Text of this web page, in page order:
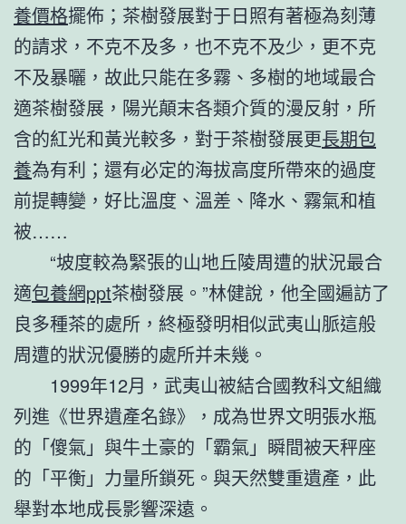
養價格擺佈；茶樹發展對于日照有著極為刻薄
的請求，不克不及多，也不克不及少，更不克
不及暴曬，故此只能在多霧、多樹的地域最合
適茶樹發展，陽光顛末各類介質的漫反射，所
含的紅光和黃光較多，對于茶樹發展更長期包
養為有利；還有必定的海拔高度所帶來的過度
前提轉變，好比溫度、溫差、降水、霧氣和植
被……
“坡度較為緊張的山地丘陵周遭的狀況最合
適包養網ppt茶樹發展。”林健說，他全國遍訪了
良多種茶的處所，終極發明相似武夷山脈這般
周遭的狀況優勝的處所并未幾。
1999年12月，武夷山被結合國教科文組織
列進《世界遺產名錄》，成為世界文明張水瓶
的「傻氣」與牛土豪的「霸氣」瞬間被天秤座
的「平衡」力量所鎖死。與天然雙重遺產，此
舉對本地成長影響深遠。